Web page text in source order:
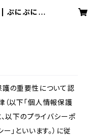
| ぷにぷに電
護の重要性について認
以下「個人情報保護
、以下のプライバシーポ
」といいます。）に従